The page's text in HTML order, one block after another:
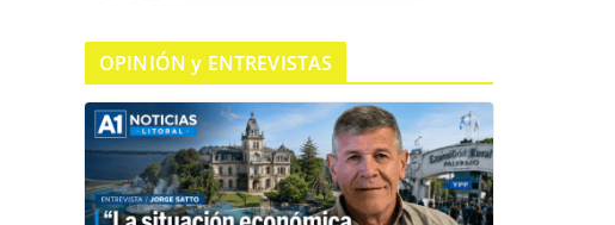
OPINIÓN y ENTREVISTAS